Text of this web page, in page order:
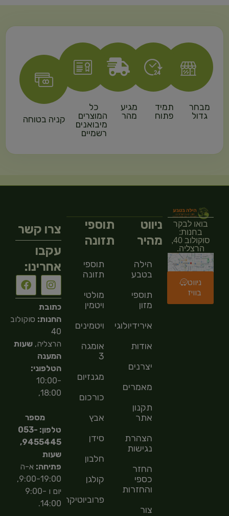
מבחר
גדול
תמיד
פתוח
מגיע
מהר
כל
המוצרים
מיבואנים
רשמיים
קניה בטוחה
בואו לבקר
בחנות:
סוקולוב 40,
הרצליה.
ניווט
בוויז
ניווט
מהיר
הילה
בטבע
תוספי
מזון
אירידיולוגיה
אודות
יצרנים
מאמרים
תקנון
אתר
הצהרת
נגישות
החזר
כספי
והחזרות
צור
תוספי
תזונה
תוספי
תזונה
מולטי
ויטמין
ויטמינים
אומגה
3
מגנזיום
כורכום
אבץ
סידן
חלבון
קולגן
פרוביוטיקה
צרו קשר
עקבו
אחרינו:
כתובת
החנות: סוקולוב
40
הרצליה,שעות
המענה
הטלפוני:
10:00-
18:00,
מספר
טלפון: 053-
9455445,
שעות
פתיחה: א-ה
9:00-19:00,
יום ו 9:00-
14:00.